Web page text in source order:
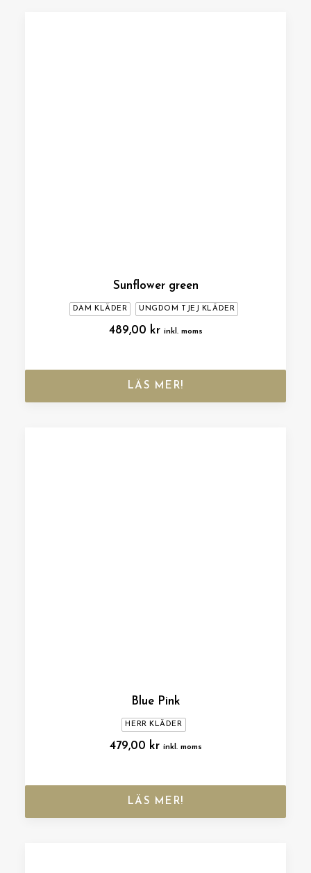
Sunflower green
DAM KLÄDER UNGDOM TJEJ KLÄDER
489,00 kr inkl. moms
LÄS MER!
Blue Pink
HERR KLÄDER
479,00 kr inkl. moms
LÄS MER!